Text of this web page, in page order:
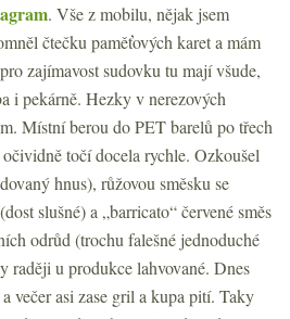
. Vše z mobilu, nějak jsem
čtečku paměťových karet a mám
zajímavost sudovku tu mají všude,
i pekárně. Hezky v nerezových
Místní berou do PET barelů po třech
točí docela rychle. Ozkoušel
hnus), růžovou směsku se
slušné) a „barricato“ červené směs
odrůd (trochu falešné jednoduché
raději u produkce lahvované. Dnes
večer asi zase gril a kupa pití. Taky